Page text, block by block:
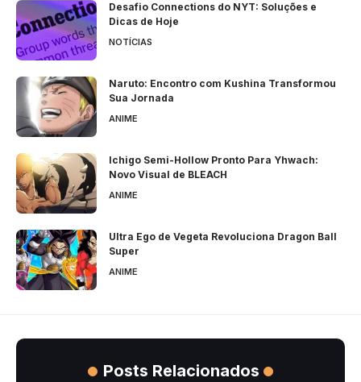
Desafio Connections do NYT: Soluções e
Dicas de Hoje
NOTÍCIAS
Naruto: Encontro com Kushina Transformou
Sua Jornada
ANIME
Ichigo Semi-Hollow Pronto Para Yhwach:
Novo Visual de BLEACH
ANIME
Ultra Ego de Vegeta Revoluciona Dragon Ball
Super
ANIME
Posts Relacionados